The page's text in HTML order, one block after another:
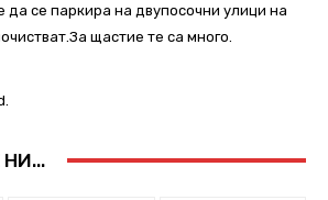
се паркира на двупосочни улици на
щастие те са много.